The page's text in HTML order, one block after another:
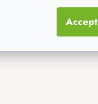
Accept